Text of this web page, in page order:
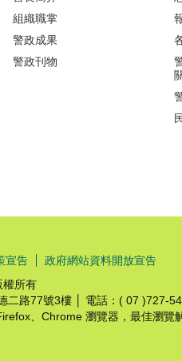
組織職掌
警政成果
警政刊物
宣告
政府網站資料開放宣告
權所有
二路77號3樓 │ 電話：( 07 )727-
、Chrome 瀏覽器，最佳瀏覽